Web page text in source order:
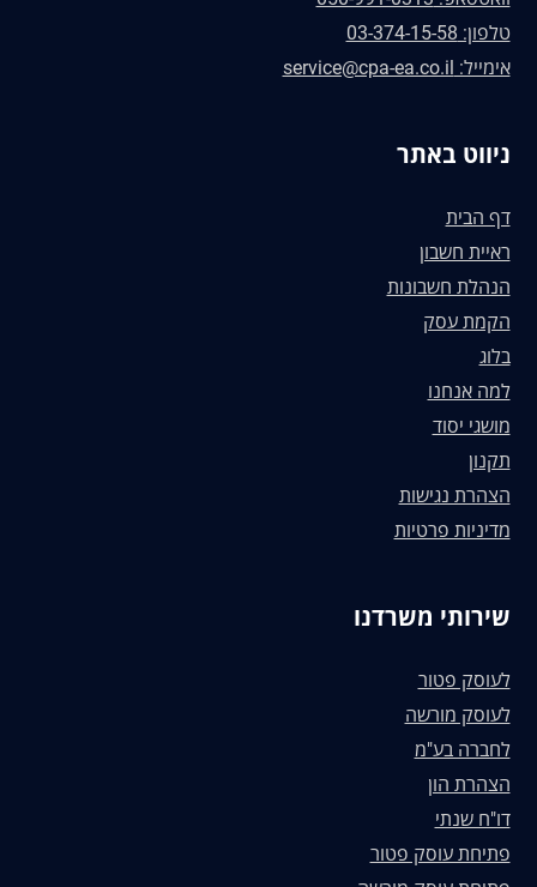
טלפון: 03-374-15-58
אימייל: service@cpa-ea.co.il
ניווט באתר
דף הבית
ראיית חשבון
הנהלת חשבונות
הקמת עסק
בלוג
למה אנחנו
מושגי יסוד
תקנון
הצהרת נגישות
מדיניות פרטיות
שירותי משרדנו
לעוסק פטור
לעוסק מורשה
לחברה בע"מ
הצהרת הון
דו"ח שנתי
פתיחת עוסק פטור